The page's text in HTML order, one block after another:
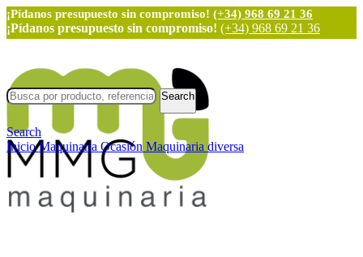
¡Pídanos presupuesto sin compromiso! (+34) 968 69 21 36
¡Pídanos presupuesto sin compromiso! (+34) 968 69 21 36
Search
Search
InicioMaquinaria Ocasión Maquinaria diversa